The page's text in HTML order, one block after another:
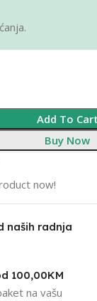
Add To Cart
Buy Now
now!
naših radnja
100,00KM
na vašu